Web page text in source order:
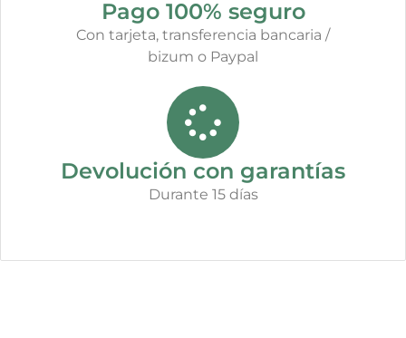
Pago 100% seguro
Con tarjeta, transferencia bancaria /
bizum o Paypal
Devolución con garantías
Durante 15 días